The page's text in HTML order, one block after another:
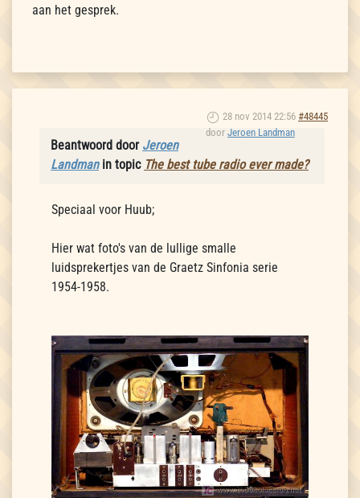
aan het gesprek.
28 nov 2014 22:56 #48445
door Jeroen Landman
Beantwoord door Jeroen
Landmanin topic The best tube radio ever made?
Speciaal voor Huub;
Hier wat foto's van de lullige smalle
luidsprekertjes van de Graetz Sinfonia serie
1954-1958.